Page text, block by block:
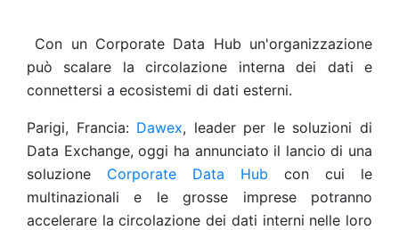
Con un Corporate Data Hub un'organizzazione
può scalare la circolazione interna dei dati e
connettersi a ecosistemi di dati esterni.
Parigi, Francia: Dawex, leader per le soluzioni di
Data Exchange, oggi ha annunciato il lancio di una
soluzione Corporate Data Hub con cui le
multinazionali e le grosse imprese potranno
accelerare la circolazione dei dati interni nelle loro